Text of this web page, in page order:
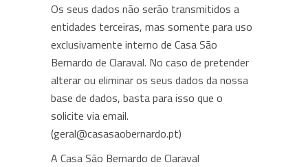
Os seus dados não serão transmitidos a
entidades terceiras, mas somente para uso
exclusivamente interno de Casa São
Bernardo de Claraval. No caso de pretender
alterar ou eliminar os seus dados da nossa
base de dados, basta para isso que o
solicite via email.
(geral@casasaobernardo.pt)
A Casa São Bernardo de Claraval